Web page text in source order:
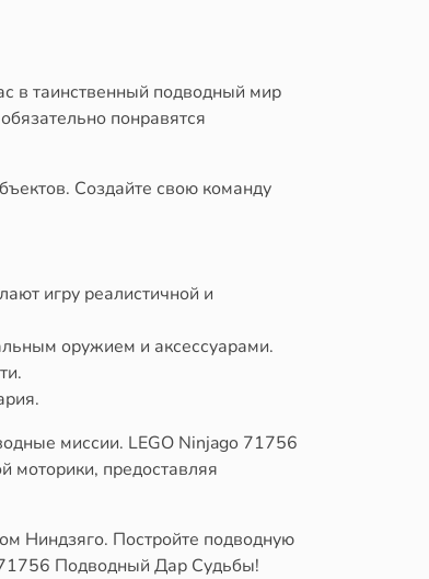
в таинственный подводный мир
понравятся
Создайте свою команду
игру реалистичной и
оружием и аксессуарами.
миссии. LEGO Ninjago 71756
моторики, предоставляя
Ниндзяго. Постройте подводную
71756 Подводный Дар Судьбы!